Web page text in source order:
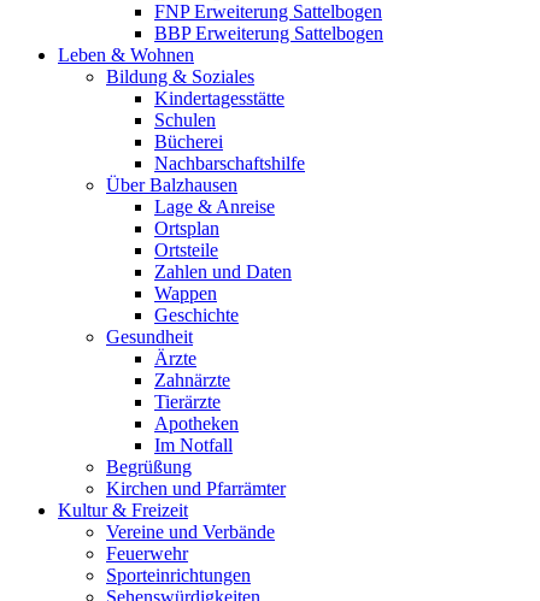
FNP Erweiterung Sattelbogen
BBP Erweiterung Sattelbogen
Leben & Wohnen
Bildung & Soziales
Kindertagesstätte
Schulen
Bücherei
Nachbarschaftshilfe
Über Balzhausen
Lage & Anreise
Ortsplan
Ortsteile
Zahlen und Daten
Wappen
Geschichte
Gesundheit
Ärzte
Zahnärzte
Tierärzte
Apotheken
Im Notfall
Begrüßung
Kirchen und Pfarrämter
Kultur & Freizeit
Vereine und Verbände
Feuerwehr
Sporteinrichtungen
Sehenswürdigkeiten